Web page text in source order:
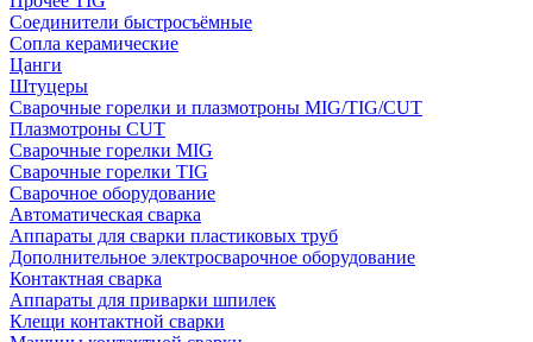
Соединители быстросъёмные
Сопла керамические
Цанги
Штуцеры
Сварочные горелки и плазмотроны MIG/TIG/CUT
Плазмотроны CUT
Сварочные горелки MIG
Сварочные горелки TIG
Сварочное оборудование
Автоматическая сварка
Аппараты для сварки пластиковых труб
Дополнительное электросварочное оборудование
Контактная сварка
Аппараты для приварки шпилек
Клещи контактной сварки